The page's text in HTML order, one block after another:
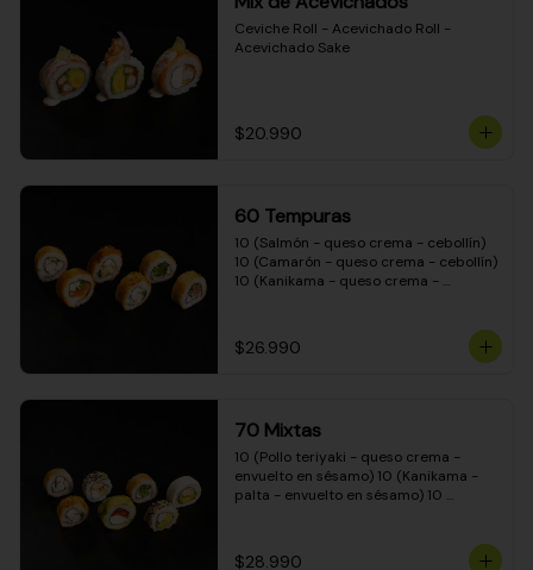
Ceviche Roll - Acevichado Roll -
Acevichado Sake
$20.990
60 Tempuras
10 (Salmón - queso crema - cebollín)
10 (Camarón - queso crema - cebollín)
10 (Kanikama - queso crema -
crema - cebollín) 10 (Carne - queso
crema - cebollín)
$26.990
70 Mixtas
10 (Pollo teriyaki - queso crema -
envuelto en sésamo) 10 (Kanikama -
palta - envuelto en sésamo) 10
- envuelto en queso crema) 10
$28.990